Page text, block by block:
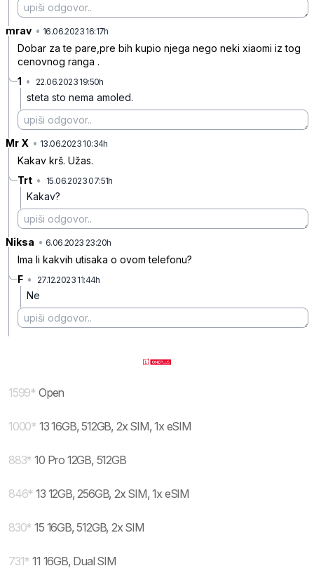
mrav • 16.06.2023 16:17h
Dobar za te pare,pre bih kupio njega nego neki xiaomi iz tog
cenovnog ranga .
1 • 22.06.2023 19:50h
steta sto nema amoled.
Mr X • 13.06.2023 10:34h
Kakav krš. Užas.
Trt • 15.06.2023 07:51h
Kakav?
Niksa • 6.06.2023 23:20h
Ima li kakvih utisaka o ovom telefonu?
F • 27.12.2023 11:44h
Ne
1599* Open
1000* 13 16GB, 512GB, 2x SIM, 1x eSIM
883* 10 Pro 12GB, 512GB
846* 13 12GB, 256GB, 2x SIM, 1x eSIM
830* 15 16GB, 512GB, 2x SIM
731* 11 16GB, Dual SIM